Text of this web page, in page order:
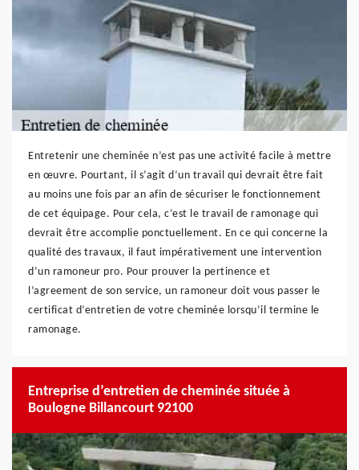
Entretenir une cheminée n’est pas une activité facile à mettre
en œuvre. Pourtant, il s’agit d’un travail qui devrait être fait
au moins une fois par an afin de sécuriser le fonctionnement
de cet équipage. Pour cela, c’est le travail de ramonage qui
devrait être accomplie ponctuellement. En ce qui concerne la
qualité des travaux, il faut impérativement une intervention
d’un ramoneur pro. Pour prouver la pertinence et
l’agreement de son service, un ramoneur doit vous passer le
certificat d’entretien de votre cheminée lorsqu’il termine le
ramonage.
Entreprise d’entretien de cheminée située à
Boulogne Billancourt 92100